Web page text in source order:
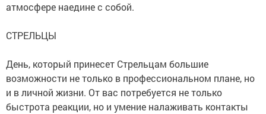
атмосфере наедине с собой.
СТРЕЛЬЦЫ
День, который принесет Стрельцам большие
возможности не только в профессиональном плане, но
и в личной жизни. От вас потребуется не только
быстрота реакции, но и умение налаживать контакты